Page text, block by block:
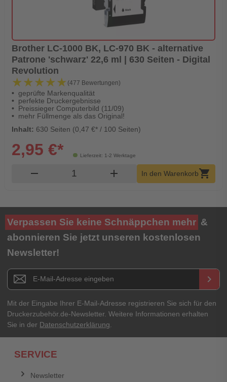
Brother LC-1000 BK, LC-970 BK - alternative
Patrone 'schwarz' 22,6 ml | 630 Seiten - Digital
Revolution
★★★★★
★★★★★ (477 Bewertungen)
geprüfte Markenqualität
perfekte Druckergebnisse
Preissieger Computerbild (11/09)
mehr Füllmenge als das Original!
Inhalt: 630 Seiten (0,47 €* / 100 Seiten)
Lieferzeit: 1-2 Werktage
2,95 €*
remove Produkt Warenkorb Menge
add In den Warenkorbshopping_cart
Verpassen Sie keine Schnäppchen mehr &
abonnieren Sie jetzt unseren kostenlosen
Newsletter!
Newsletter E-Mail Adresse keyboard_arrow_right
Mit der Eingabe Ihrer E-Mail-Adresse registrieren Sie sich für den
Druckerzubehör.de-Newsletter. Weitere Informationen erhalten
Sie in der Datenschutzerklärung
SERVICE
Newsletter